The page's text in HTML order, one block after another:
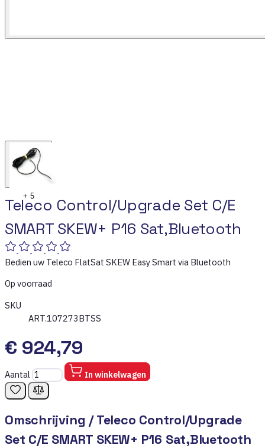
+ 5
Teleco Control/Upgrade Set C/E
SMART SKEW+ P16 Sat,Bluetooth
Bedien uw Teleco FlatSat SKEW Easy Smart via Bluetooth
Op voorraad
SKU
ART.107273BTSS
€ 924,79
Aantal In winkelwagen
Omschrijving /Teleco Control/Upgrade
Set C/E SMART SKEW+ P16 Sat,Bluetooth